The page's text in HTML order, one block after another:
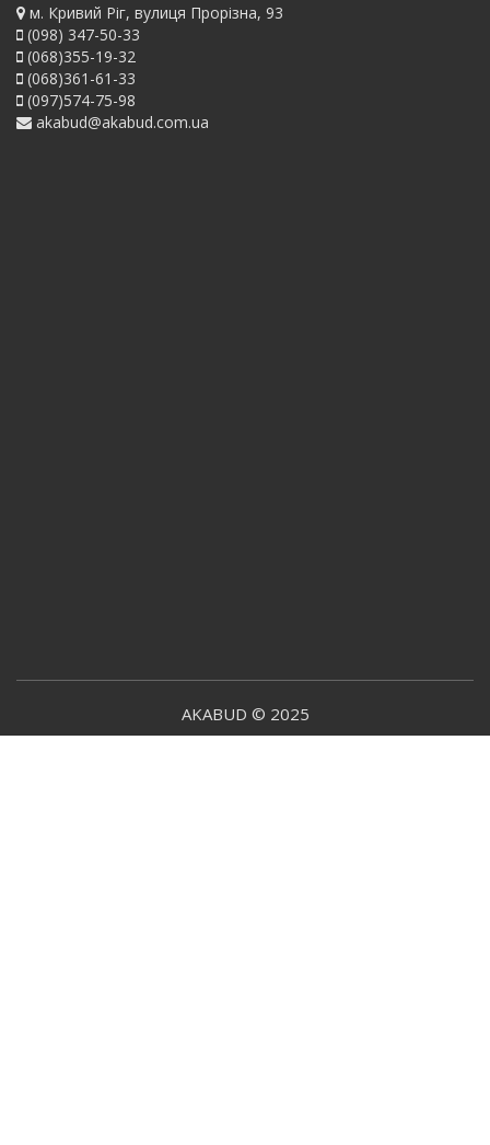
м. Кривий Ріг, вулиця Прорізна, 93
(098) 347-50-33
(068)355-19-32
(068)361-61-33
(097)574-75-98
akabud@akabud.com.ua
AKABUD © 2025